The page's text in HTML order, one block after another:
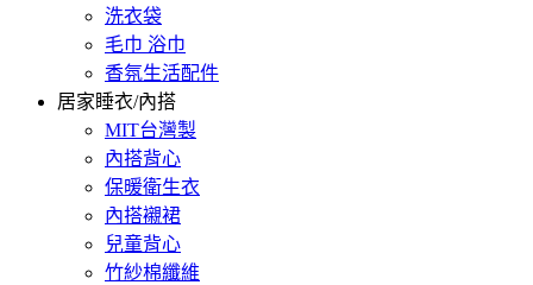
洗衣袋
毛巾 浴巾
香氛生活配件
居家睡衣/內搭
MIT台灣製
內搭背心
保暖衛生衣
內搭襯裙
兒童背心
竹紗棉纖維